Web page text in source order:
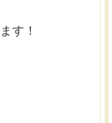
す！